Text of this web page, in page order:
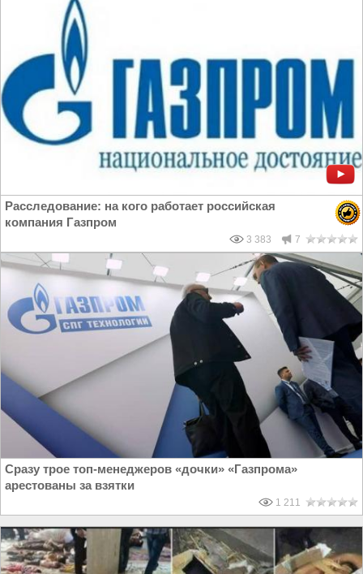
Расследование: на кого работает российская
компания Газпром
3 383 7
Сразу трое топ-менеджеров «дочки» «Газпрома»
арестованы за взятки
1 211